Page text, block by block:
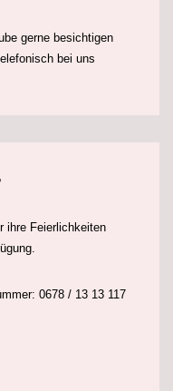
gerne besichtigen
bei uns
ihre Feierlichkeiten
0678 / 13 13 117